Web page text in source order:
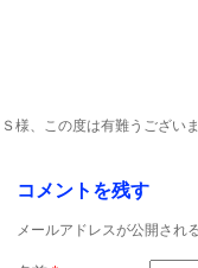
Ｓ様、この度は有難うござい
コメントを残す
メールアドレスが公開され